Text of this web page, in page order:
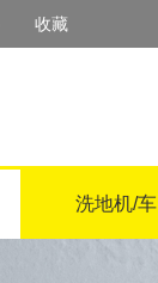
收藏
洗地机/车